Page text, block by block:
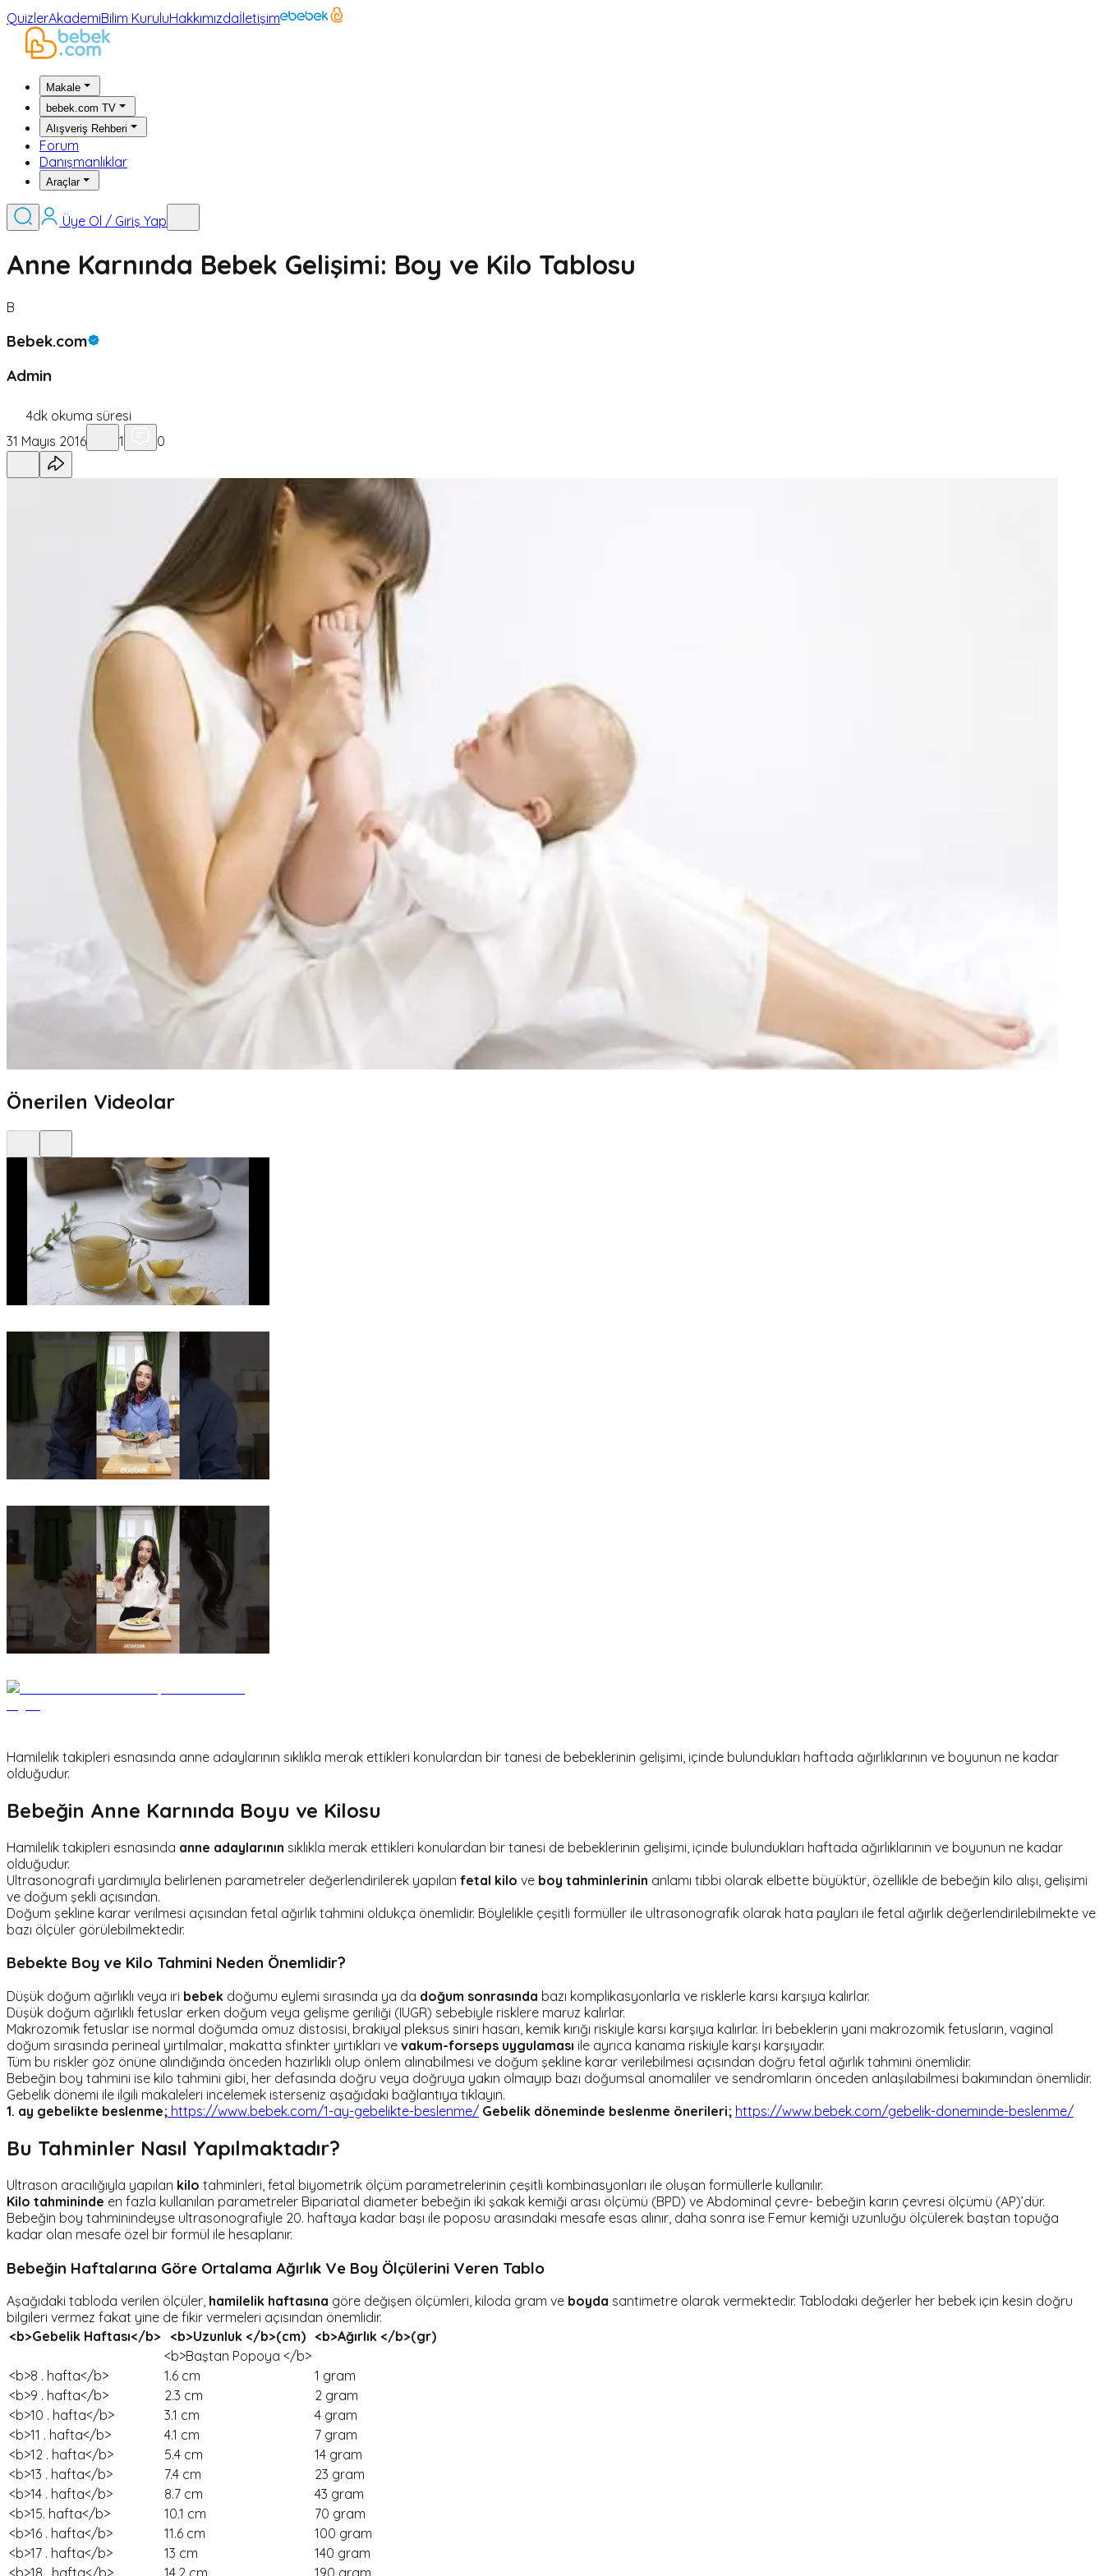
QuizlerAkademiBilim KuruluHakkımızdaİletişim
Makale
bebek.com TV
Alışveriş Rehberi
Forum
Danışmanlıklar
Araçlar
Üye Ol / Giriş Yap
Anne Karnında Bebek Gelişimi: Boy ve Kilo Tablosu
B
Bebek.com
Admin
4dk okuma süresi
31 Mayıs 2016
1 0
Önerilen Videolar
Hamilelik takipleri esnasında anne adaylarının sıklıkla merak ettikleri konulardan bir tanesi de bebeklerinin gelişimi, içinde bulundukları haftada ağırlıklarının ve boyunun ne kadar
olduğudur.
Bebeğin Anne Karnında Boyu ve Kilosu
Hamilelik takipleri esnasında anne adaylarının sıklıkla merak ettikleri konulardan bir tanesi de bebeklerinin gelişimi, içinde bulundukları haftada ağırlıklarının ve boyunun ne kadar
olduğudur.
Ultrasonografi yardımıyla belirlenen parametreler değerlendirilerek yapılan fetal kilo ve boy tahminlerinin anlamı tıbbi olarak elbette büyüktür, özellikle de bebeğin kilo alışı, gelişimi
ve doğum şekli açısından.
Doğum şekline karar verilmesi açısından fetal ağırlık tahmini oldukça önemlidir. Böylelikle çeşitli formüller ile ultrasonografik olarak hata payları ile fetal ağırlık değerlendirilebilmekte ve
bazı ölçüler görülebilmektedir.
Bebekte Boy ve Kilo Tahmini Neden Önemlidir?
Düşük doğum ağırlıklı veya iri bebek doğumu eylemi sırasında ya da doğum sonrasında bazı komplikasyonlarla ve risklerle karsı karşıya kalırlar.
Düşük doğum ağırlıklı fetuslar erken doğum veya gelişme geriliği (IUGR) sebebiyle risklere maruz kalırlar.
Makrozomik fetuslar ise normal doğumda omuz distosisi, brakiyal pleksus siniri hasarı, kemik kırığı riskiyle karsı karşıya kalırlar. İri bebeklerin yani makrozomik fetusların, vaginal
doğum sırasında perineal yırtılmalar, makatta sfinkter yırtıkları ve vakum-forseps uygulaması ile ayrıca kanama riskiyle karşı karşıyadır.
Tüm bu riskler göz önüne alındığında önceden hazırlıklı olup önlem alınabilmesi ve doğum şekline karar verilebilmesi açısından doğru fetal ağırlık tahmini önemlidir.
Bebeğin boy tahmini ise kilo tahmini gibi, her defasında doğru veya doğruya yakın olmayıp bazı doğumsal anomaliler ve sendromların önceden anlaşılabilmesi bakımından önemlidir.
Gebelik dönemi ile ilgili makaleleri incelemek isterseniz aşağıdaki bağlantıya tıklayın.
1. ay gebelikte beslenme; https://www.bebek.com/1-ay-gebelikte-beslenme/ Gebelik döneminde beslenme önerileri; https://www.bebek.com/gebelik-doneminde-beslenme/
Bu Tahminler Nasıl Yapılmaktadır?
Ultrason aracılığıyla yapılan kilo tahminleri, fetal biyometrik ölçüm parametrelerinin çeşitli kombinasyonları ile oluşan formüllerle kullanılır.
Kilo tahmininde en fazla kullanılan parametreler Bipariatal diameter bebeğin iki şakak kemiği arası ölçümü (BPD) ve Abdominal çevre- bebeğin karın çevresi ölçümü (AP)’dür.
Bebeğin boy tahminindeyse ultrasonografiyle 20. haftaya kadar başı ile poposu arasındaki mesafe esas alınır, daha sonra ise Femur kemiği uzunluğu ölçülerek baştan topuğa
kadar olan mesafe özel bir formül ile hesaplanır.
Bebeğin Haftalarına Göre Ortalama Ağırlık Ve Boy Ölçülerini Veren Tablo
Aşağıdaki tabloda verilen ölçüler, hamilelik haftasına göre değişen ölçümleri, kiloda gram ve boyda santimetre olarak vermektedir. Tablodaki değerler her bebek için kesin doğru
bilgileri vermez fakat yine de fikir vermeleri açısından önemlidir.
<b>Gebelik Haftası</b> <b>Uzunluk </b>(cm) <b>Ağırlık </b>(gr)
<b>Baştan Popoya </b>
<b>8 . hafta</b>
1.6 cm
1 gram
<b>9 . hafta</b>
2.3 cm
2 gram
<b>10 . hafta</b>
3.1 cm
4 gram
<b>11 . hafta</b>
4.1 cm
7 gram
<b>12 . hafta</b>
5.4 cm
14 gram
<b>13 . hafta</b>
7.4 cm
23 gram
<b>14 . hafta</b>
8.7 cm
43 gram
<b>15. hafta</b>
10.1 cm
70 gram
<b>16 . hafta</b>
11.6 cm
100 gram
<b>17 . hafta</b>
13 cm
140 gram